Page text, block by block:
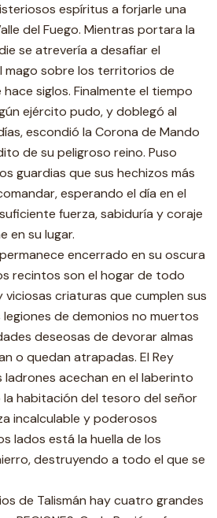
espíritus a forjarle una
del Fuego. Mientras portara la
se atrevería a desafiar el
sobre los territorios de
hace siglos. Finalmente el tiempo
ejército pudo, y doblegó al
escondió la Corona de Mando
de su peligroso reino. Puso
guardias que sus hechizos más
esperando el día en el
fuerza, sabiduría y coraje
en su lugar.
encerrado en su oscura
recintos son el hogar de todo
criaturas que cumplen sus
de demonios no muertos
deseosas de devorar almas
o quedan atrapadas. El Rey
ladrones acechan en el laberinto
habitación del tesoro del señor
incalculable y poderosos
lados está la huella de los
destruyendo a todo el que se
de Talismán hay cuatro grandes